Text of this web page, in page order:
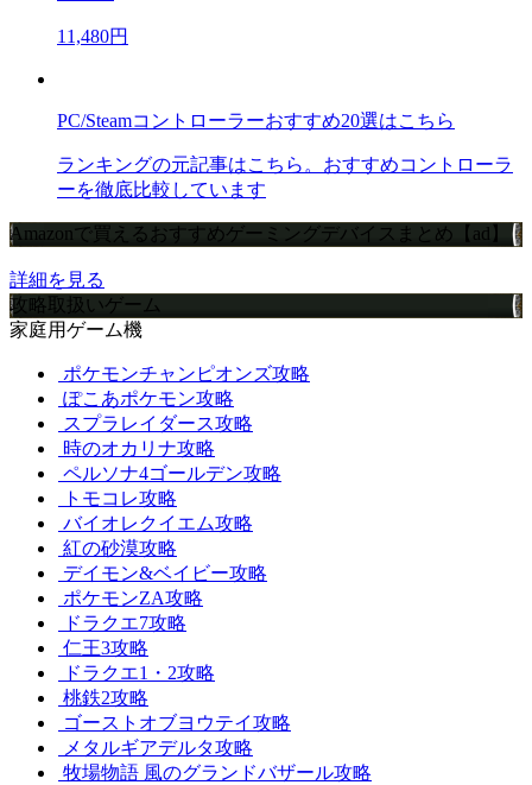
11,480円
PC/Steamコントローラーおすすめ20選はこちら
ランキングの元記事はこちら。おすすめコントローラ
ーを徹底比較しています
Amazonで買えるおすすめゲーミングデバイスまとめ【ad】
詳細を見る
攻略取扱いゲーム
家庭用ゲーム機
ポケモンチャンピオンズ攻略
ぽこあポケモン攻略
スプラレイダース攻略
時のオカリナ攻略
ペルソナ4ゴールデン攻略
トモコレ攻略
バイオレクイエム攻略
紅の砂漠攻略
デイモン&ベイビー攻略
ポケモンZA攻略
ドラクエ7攻略
仁王3攻略
ドラクエ1・2攻略
桃鉄2攻略
ゴーストオブヨウテイ攻略
メタルギアデルタ攻略
牧場物語 風のグランドバザール攻略